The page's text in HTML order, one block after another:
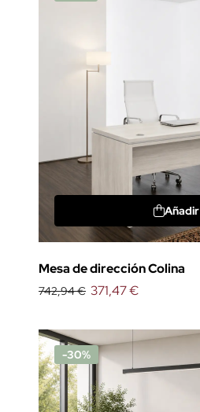
Añadir
Mesa de dirección Colina
742,94 € 371,47 €
-30%